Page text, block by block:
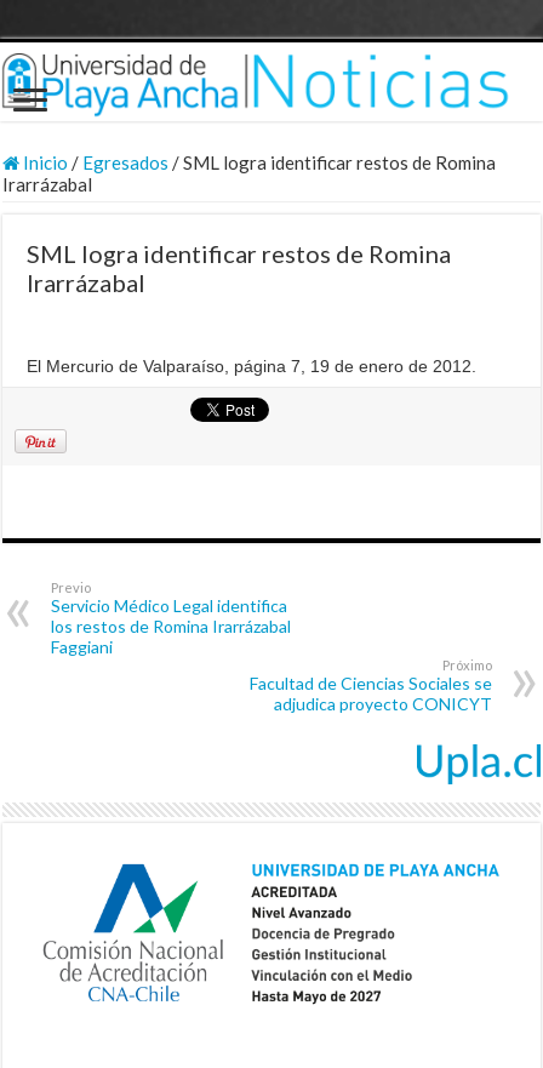
Inicio / Egresados /SML logra identificar restos de Romina
Irarrázabal
SML logra identificar restos de Romina
Irarrázabal
El Mercurio de Valparaíso, página 7, 19 de enero de 2012.
Previo
Servicio Médico Legal identifica
los restos de Romina Irarrázabal
Faggiani
Próximo
Facultad de Ciencias Sociales se
adjudica proyecto CONICYT